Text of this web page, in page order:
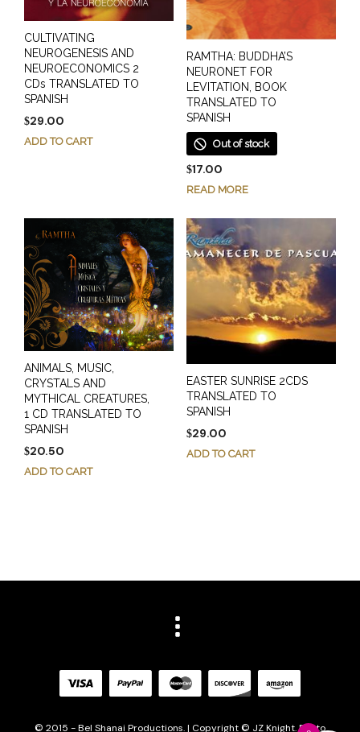
CULTIVATING
NEUROGENESIS AND
NEUROECONOMICS 2
CDs TRANSLATED TO
SPANISH
$29.00
ADD TO CART
RAMTHA: BUDDHA’S
NEURONET FOR
LEVITATION, BOOK
TRANSLATED TO
SPANISH
Out of stock
$17.00
READ MORE
ANIMALS, MUSIC,
CRYSTALS AND
MYTHICAL CREATURES,
1 CD TRANSLATED TO
SPANISH
$20.50
ADD TO CART
EASTER SUNRISE 2CDS
TRANSLATED TO
SPANISH
$29.00
ADD TO CART
© 2015 - Bel Shanai Productions. | Copyright © JZ Knight. Photo